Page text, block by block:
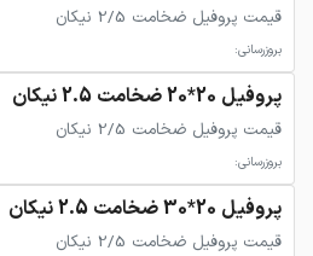
قیمت پروفیل ضخامت 2/5 نیکان
بروزرسانی:
پروفیل 20*20 ضخامت 2.5 نیکان
قیمت پروفیل ضخامت 2/5 نیکان
بروزرسانی:
پروفیل 20*30 ضخامت 2.5 نیکان
قیمت پروفیل ضخامت 2/5 نیکان